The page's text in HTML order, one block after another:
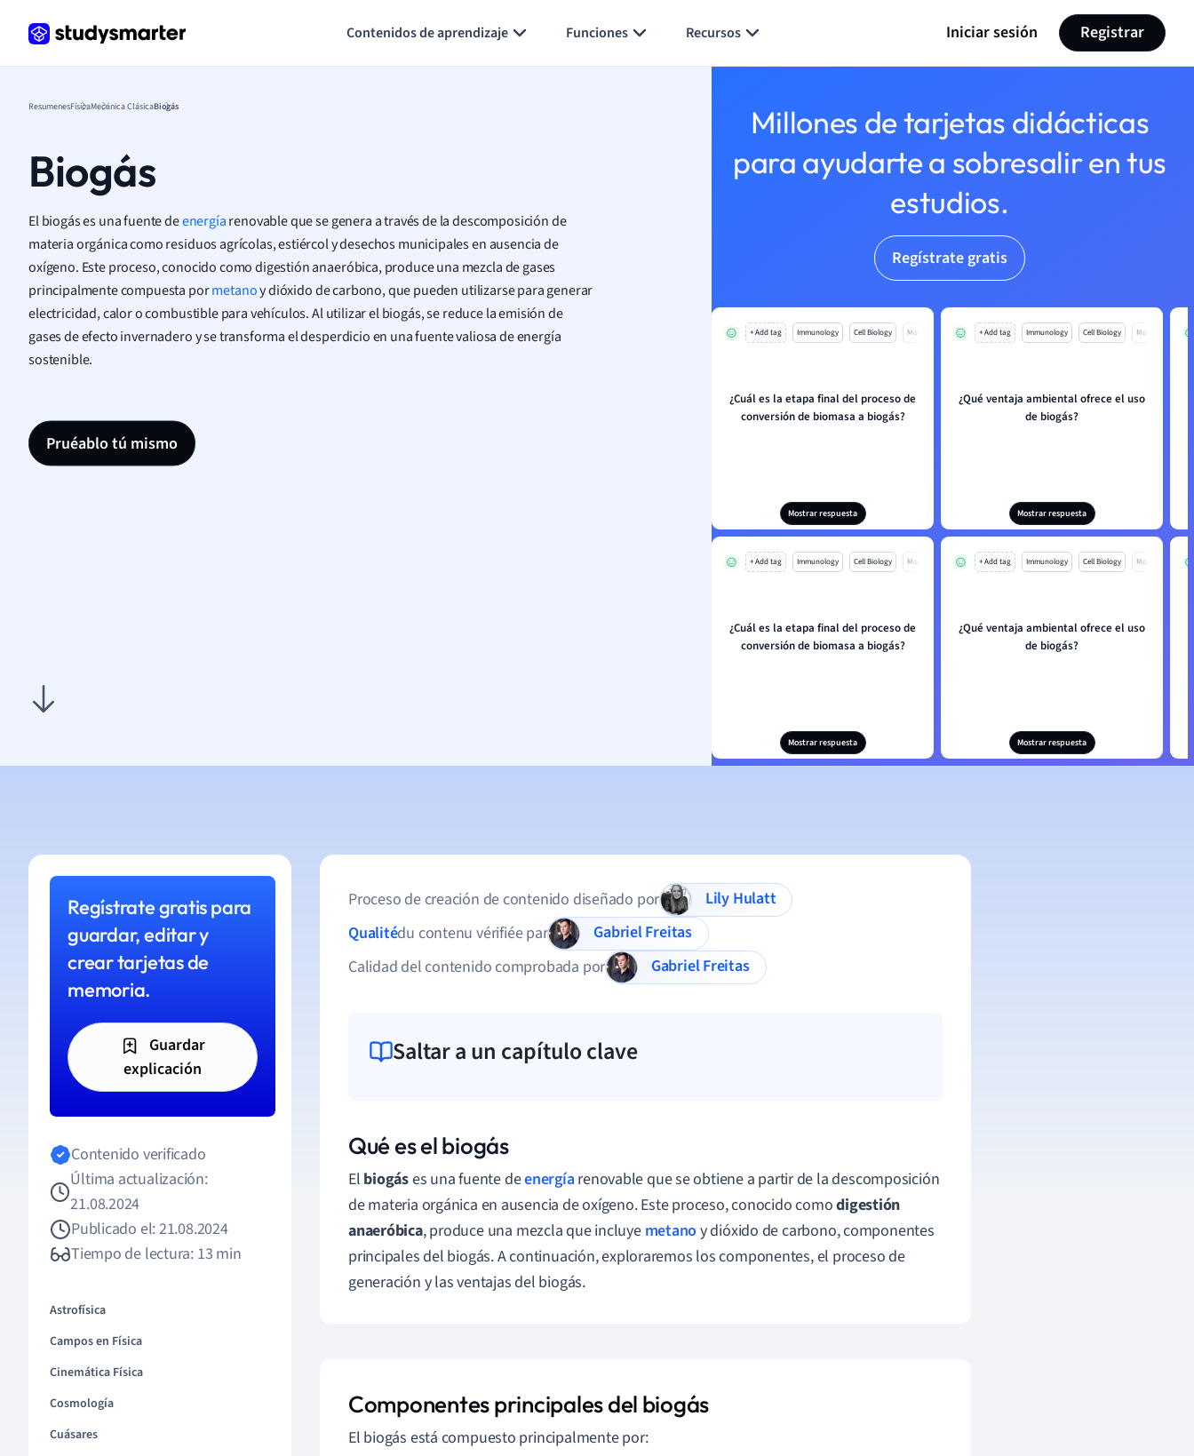
Contenidos de aprendizaje Funciones Recursos Iniciar sesión Registrar
ResumenesFísicaMecánica ClásicaBiogás
Biogás
El biogás es una fuente deenergíarenovable que se genera a través de la descomposición de
materia orgánica como residuos agrícolas, estiércol y desechos municipales en ausencia de
oxígeno. Este proceso, conocido como digestión anaeróbica, produce una mezcla de gases
principalmente compuesta pormetanoy dióxido de carbono, que pueden utilizarse para generar
electricidad, calor o combustible para vehículos. Al utilizar el biogás, se reduce la emisión de
gases de efecto invernadero y se transforma el desperdicio en una fuente valiosa de energía
sostenible.
Pruéablo tú mismo
Millones de tarjetas didácticas
para ayudarte a sobresalir en tus
estudios.
Regístrate gratis
+ Add tag Immunology Cell Biology Mo
¿Cuál es la etapa final del proceso de
conversión de biomasa a biogás?
Mostrar respuesta
+ Add tag Immunology Cell Biology Mo
¿Qué ventaja ambiental ofrece el uso
de biogás?
Mostrar respuesta
+ Add tag Immunology Cell Biology Mo
¿Cuál es la etapa final del proceso de
conversión de biomasa a biogás?
Mostrar respuesta
+ Add tag Immunology Cell Biology Mo
¿Qué ventaja ambiental ofrece el uso
de biogás?
Mostrar respuesta
Regístrate gratis para
guardar, editar y
crear tarjetas de
memoria.
Guardar
explicación
Contenido verificado
Última actualización:
21.08.2024
Publicado el: 21.08.2024
Tiempo de lectura: 13 min
Astrofísica
Campos en Física
Cinemática Física
Cosmología
Cuásares
Proceso de creación de contenido diseñado por
Lily Hulatt
Qualitédu contenu vérifiée par
Gabriel Freitas
Calidad del contenido comprobada por
Gabriel Freitas
Saltar a un capítulo clave
Qué es el biogás
El biogáses una fuente deenergíarenovable que se obtiene a partir de la descomposición
de materia orgánica en ausencia de oxígeno. Este proceso, conocido comodigestión
anaeróbica, produce una mezcla que incluye metanoy dióxido de carbono, componentes
principales del biogás. A continuación, exploraremos los componentes, el proceso de
generación y las ventajas del biogás.
Componentes principales del biogás
El biogás está compuesto principalmente por: